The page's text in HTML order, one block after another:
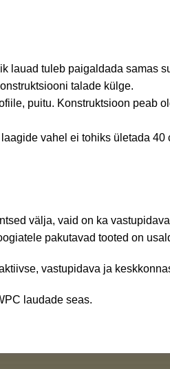
tuleb paigaldada samas
talade külge.
puitu. Konstruktsioon peab
vahel ei tohiks ületada
välja, vaid on ka
pakutavad tooted on
vastupidava ja
laudade seas.